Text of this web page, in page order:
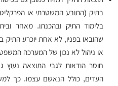
בתיק (התובע המשטרתי או
בלימוד התיק ובהכנתו. מאחר
שהובאו בפניו, לא אחת יוכרע
או ניהול לא נכון של המערכה
חוסר הודאות לגבי התוצאה
העדים, כולל הנאשם עצמו. כך